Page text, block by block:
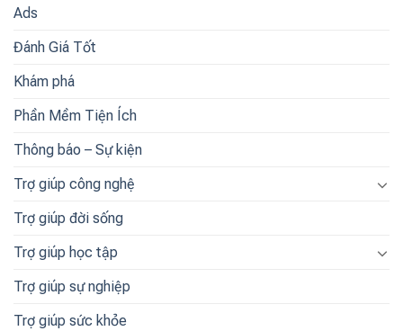
Ads
Đánh Giá Tốt
Khám phá
Phần Mềm Tiện Ích
Thông báo – Sự kiện
Trợ giúp công nghệ
Trợ giúp đời sống
Trợ giúp học tập
Trợ giúp sự nghiệp
Trợ giúp sức khỏe